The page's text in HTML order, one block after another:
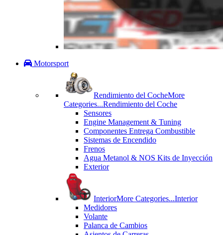
Motorsport
Rendimiento del CocheMore
Categories...Rendimiento del Coche
Sensores
Engine Management & Tuning
Componentes Entrega Combustible
Sistemas de Encendido
Frenos
Agua Metanol & NOS Kits de Inyección
Exterior
InteriorMore Categories...Interior
Medidores
Volante
Palanca de Cambios